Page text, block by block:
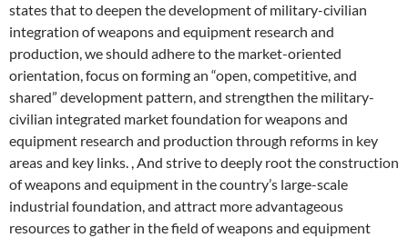
states that to deepen the development of military-civilian
integration of weapons and equipment research and
production, we should adhere to the market-oriented
orientation, focus on forming an “open, competitive, and
shared” development pattern, and strengthen the military-
civilian integrated market foundation for weapons and
equipment research and production through reforms in key
areas and key links. , And strive to deeply root the construction
of weapons and equipment in the country’s large-scale
industrial foundation, and attract more advantageous
resources to gather in the field of weapons and equipment